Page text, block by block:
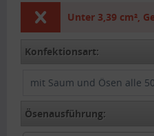
Unter3,39 cm²
Konfektionsart:
mit Saum und Ösen alle
Ösenausführung: